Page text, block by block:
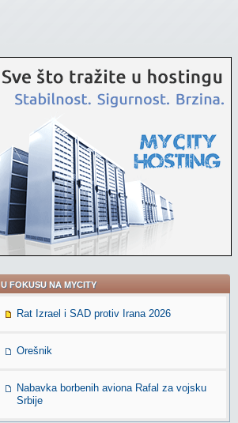
U FOKUSU NA MYCITY
Rat Izrael i SAD protiv Irana 2026
Orešnik
Nabavka borbenih aviona Rafal za vojsku
Srbije